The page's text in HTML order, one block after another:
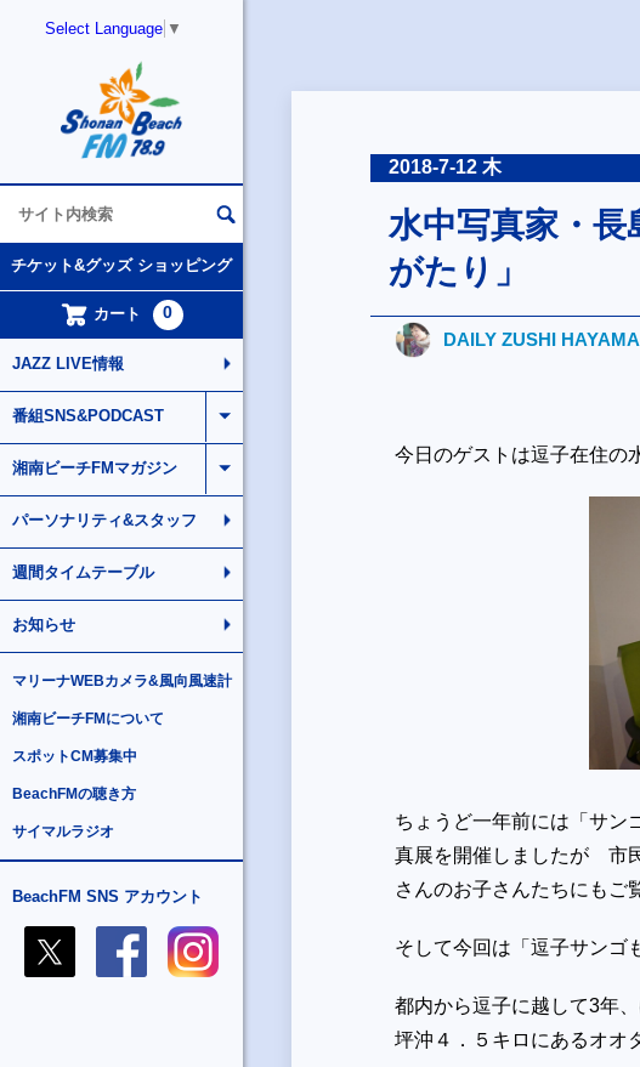
Select Language ▼
チケット&グッズ ショッピング
カート 0
JAZZ LIVE情報
番組SNS&PODCAST
湘南ビーチFMマガジン
パーソナリティ&スタッフ
週間タイムテーブル
お知らせ
マリーナWEBカメラ&風向風速計
湘南ビーチFMについて
スポットCM募集中
BeachFMの聴き方
サイマルラジオ
BeachFM SNS アカウント
2018-7-12 木
水中写真家・
がたり」
DAILY ZUSHI HAYAMA
今日のゲストは逗子在住の
ちょうど一年前には「サン
真展を開催しましたが 市
さんのお子さんたちにもご
そして今回は「逗子サンゴ
都内から逗子に越して3年
坪沖４．５キロにあるオオ